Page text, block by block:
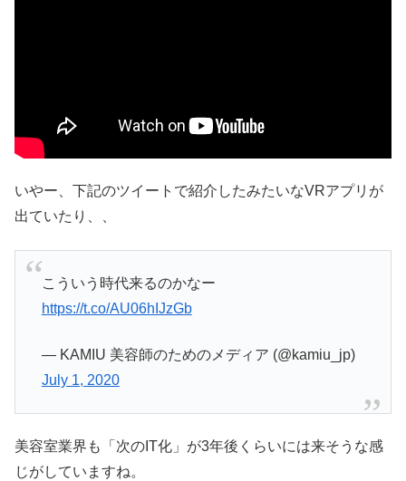
いやー、下記のツイートで紹介したみたいなVRアプリが
出ていたり、、
こういう時代来るのかなー
https://t.co/AU06hIJzGb
— KAMIU 美容師のためのメディア (@kamiu_jp)
July 1, 2020
美容室業界も「次のIT化」が3年後くらいには来そうな感
じがしていますね。